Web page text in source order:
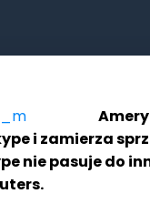
i zamierza
nie pasuje do